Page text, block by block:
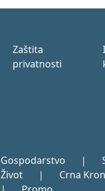
Zaštita
privatnosti
Gospodarstvo |
Život | Crna